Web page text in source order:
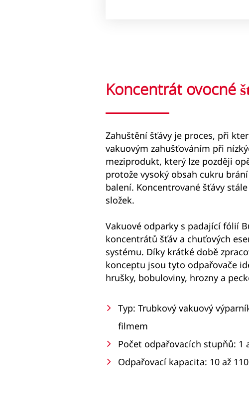
Koncentrát ovocné
Zahuštění šťávy je proces, při
vakuovým zahušťováním při
meziprodukt, který lze později
protože vysoký obsah cukru
balení. Koncentrované šťávy
složek.
Vakuové odparky s padající fólií
koncentrátů šťáv a chuťových
systému. Díky krátké době
konceptu jsou tyto odpařovače
hrušky, bobuloviny, hrozny a
Typ: Trubkový vakuový
filmem
Počet odpařovacích stupňů: 1
Odpařovací kapacita: 10 až